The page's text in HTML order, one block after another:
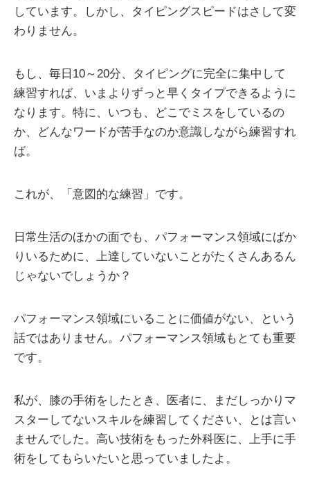
しています。しかし、タイピングスピードはさして変
わりません。
もし、毎日10～20分、タイピングに完全に集中して
練習すれば、いまよりずっと早くタイプできるように
なります。特に、いつも、どこでミスをしているの
か、どんなワードが苦手なのか意識しながら練習すれ
ば。
これが、「意図的な練習」です。
日常生活のほかの面でも、パフォーマンス領域にばか
りいるために、上達していないことがたくさんあるん
じゃないでしょうか？
パフォーマンス領域にいることに価値がない、という
話ではありません。パフォーマンス領域もとても重要
です。
私が、膝の手術をしたとき、医者に、まだしっかりマ
スターしてないスキルを練習してください、とは言い
ませんでした。高い技術をもった外科医に、上手に手
術をしてもらいたいと思っていましたよ。